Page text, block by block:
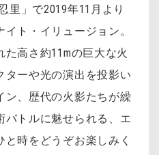
里」で2019年11月より
ト・イリュージョン。
高さ約11mの巨大な火
ターや光の演出を投影い
ン、歴代の火影たちが繰
バトルに魅せられる、エ
時をどうぞお楽しみく